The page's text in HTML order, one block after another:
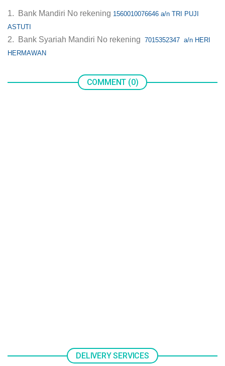
1. Bank Mandiri No rekening 1560010076646 a/n TRI PUJI
ASTUTI
2. Bank Syariah Mandiri No rekening 7015352347 a/n HERI
HERMAWAN
COMMENT (0)
DELIVERY SERVICES